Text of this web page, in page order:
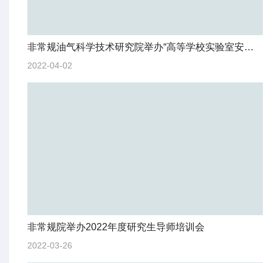
非常规油气科学技术研究院举办“高等学校实验室安全检查条例学习及解答”主题讲座
2022-04-02
非常规院举办2022年度研究生导师培训会
2022-03-26